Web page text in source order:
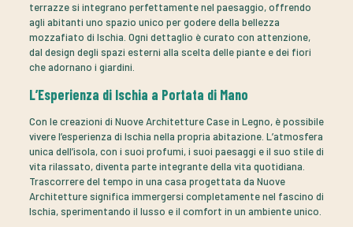
terrazze si integrano perfettamente nel paesaggio, offrendo
agli abitanti uno spazio unico per godere della bellezza
mozzafiato di Ischia. Ogni dettaglio è curato con attenzione,
dal design degli spazi esterni alla scelta delle piante e dei fiori
che adornano i giardini.
L’Esperienza di Ischia a Portata di Mano
Con le creazioni di Nuove Architetture Case in Legno, è possibile
vivere l’esperienza di Ischia nella propria abitazione. L’atmosfera
unica dell’isola, con i suoi profumi, i suoi paesaggi e il suo stile di
vita rilassato, diventa parte integrante della vita quotidiana.
Trascorrere del tempo in una casa progettata da Nuove
Architetture significa immergersi completamente nel fascino di
Ischia, sperimentando il lusso e il comfort in un ambiente unico.